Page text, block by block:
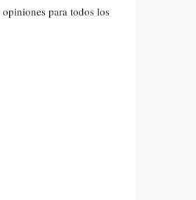
para todos los